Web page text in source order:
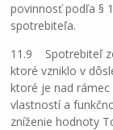
povinnosť podľa §
spotrebiteľa.
11.9 Spotrebiteľ
ktoré vzniklo v
ktoré je nad
vlastností a
zníženie hodnoty